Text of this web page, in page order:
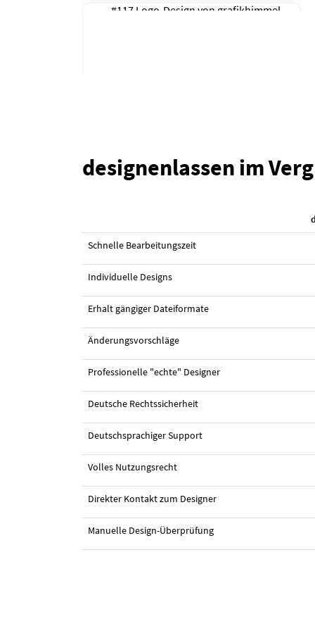
#117 Logo-Design von grafikhimmel
#1 Logo-Design von
designenlassen im
Schnelle Bearbeitungszeit
Individuelle Designs
Erhalt gängiger Dateiformate
Änderungsvorschläge
Professionelle "echte" Designer
Deutsche Rechtssicherheit
Deutschsprachiger Support
Volles Nutzungsrecht
Direkter Kontakt zum Designer
Manuelle Design-Überprüfung